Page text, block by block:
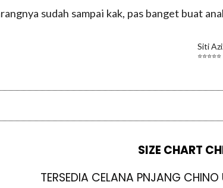
sudah sampai kak, pas banget buat
Siti
⭐️⭐️⭐️⭐️⭐️
SIZE CHART
TERSEDIA CELANA PNJANG